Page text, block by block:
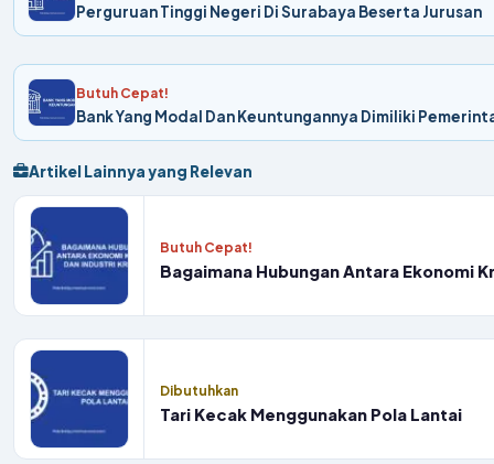
Perguruan Tinggi Negeri Di Surabaya Beserta Jurusan
Butuh Cepat!
Bank Yang Modal Dan Keuntungannya Dimiliki
Artikel Lainnya yang Relevan
Butuh Cepat!
Bagaimana Hubungan Antara Ekonomi
Dibutuhkan
Tari Kecak Menggunakan Pola Lantai